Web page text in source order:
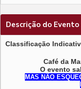
Descrição do Evento
Classificação
Café da
O evento
MAS NÃO